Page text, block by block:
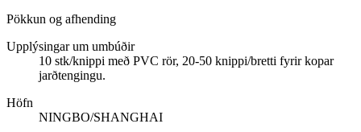
Pökkun og afhending
Upplýsingar um umbúðir
10 stk/knippi með PVC rör, 20-50 knippi/bretti fyrir kopar
jarðtengingu.
Höfn
NINGBO/SHANGHAI